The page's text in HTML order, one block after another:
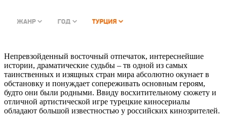
Непревзойденный восточный отпечаток, интереснейшие
истории, драматические судьбы – тв одной из самых
таинственных и изящных стран мира абсолютно окунает в
обстановку и понуждает сопереживать основным героям,
будто они были родными. Ввиду восхитительному сюжету и
отличной артистической игре турецкие киносериалы
обладают большой известностью у российских кинозрителей.